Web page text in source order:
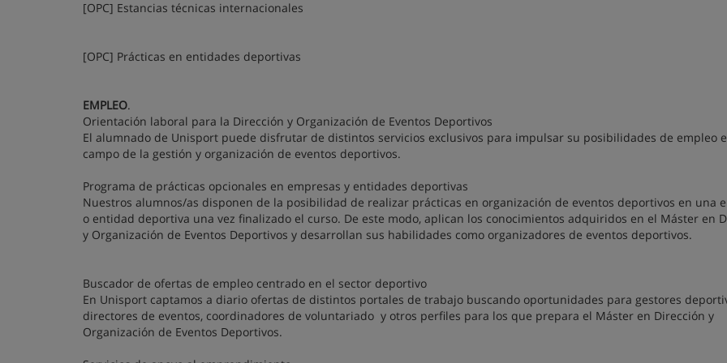
[OPC] Estancias técnicas internacionales
[OPC] Prácticas en entidades deportivas
EMPLEO.
Orientación laboral para la Dirección y Organización de Eventos Deportivos
El alumnado de Unisport puede disfrutar de distintos servicios exclusivos para impulsar su posibilidades de empleo
campo de la gestión y organización de eventos deportivos.
Programa de prácticas opcionales en empresas y entidades deportivas
Nuestros alumnos/as disponen de la posibilidad de realizar prácticas en organización de eventos deportivos en una
o entidad deportiva una vez finalizado el curso. De este modo, aplican los conocimientos adquiridos en el Máster en
y Organización de Eventos Deportivos y desarrollan sus habilidades como organizadores de eventos deportivos.
Buscador de ofertas de empleo centrado en el sector deportivo
En Unisport captamos a diario ofertas de distintos portales de trabajo buscando oportunidades para gestores
directores de eventos, coordinadores de voluntariado y otros perfiles para los que prepara el Máster en Dirección y
Organización de Eventos Deportivos.